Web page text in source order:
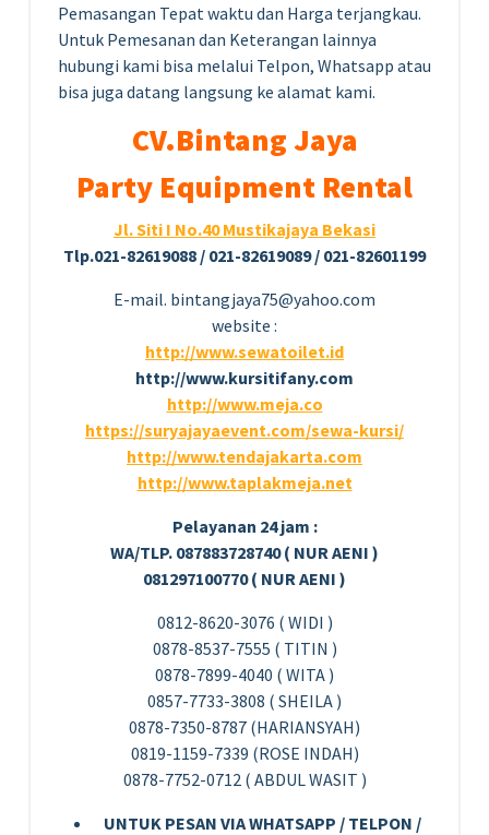
Pemasangan Tepat waktu dan Harga terjangkau.
Untuk Pemesanan dan Keterangan lainnya
hubungi kami bisa melalui Telpon, Whatsapp atau
bisa juga datang langsung ke alamat kami.
CV.Bintang Jaya
Party Equipment Rental
Jl. Siti I No.40 Mustikajaya Bekasi
Tlp.021-82619088 / 021-82619089 / 021-82601199
E-mail. bintangjaya75@yahoo.com
website :
http://www.sewatoilet.id
http://www.kursitifany.com
http://www.meja.co
https://suryajayaevent.com/sewa-kursi/
http://www.tendajakarta.com
http://www.taplakmeja.net
Pelayanan 24 jam :
WA/TLP. 087883728740 ( NUR AENI )
081297100770 ( NUR AENI )
0812-8620-3076 ( WIDI )
0878-8537-7555 ( TITIN )
0878-7899-4040 ( WITA )
0857-7733-3808 ( SHEILA )
0878-7350-8787 (HARIANSYAH)
0819-1159-7339 (ROSE INDAH)
0878-7752-0712 ( ABDUL WASIT )
UNTUK PESAN VIA WHATSAPP / TELPON /